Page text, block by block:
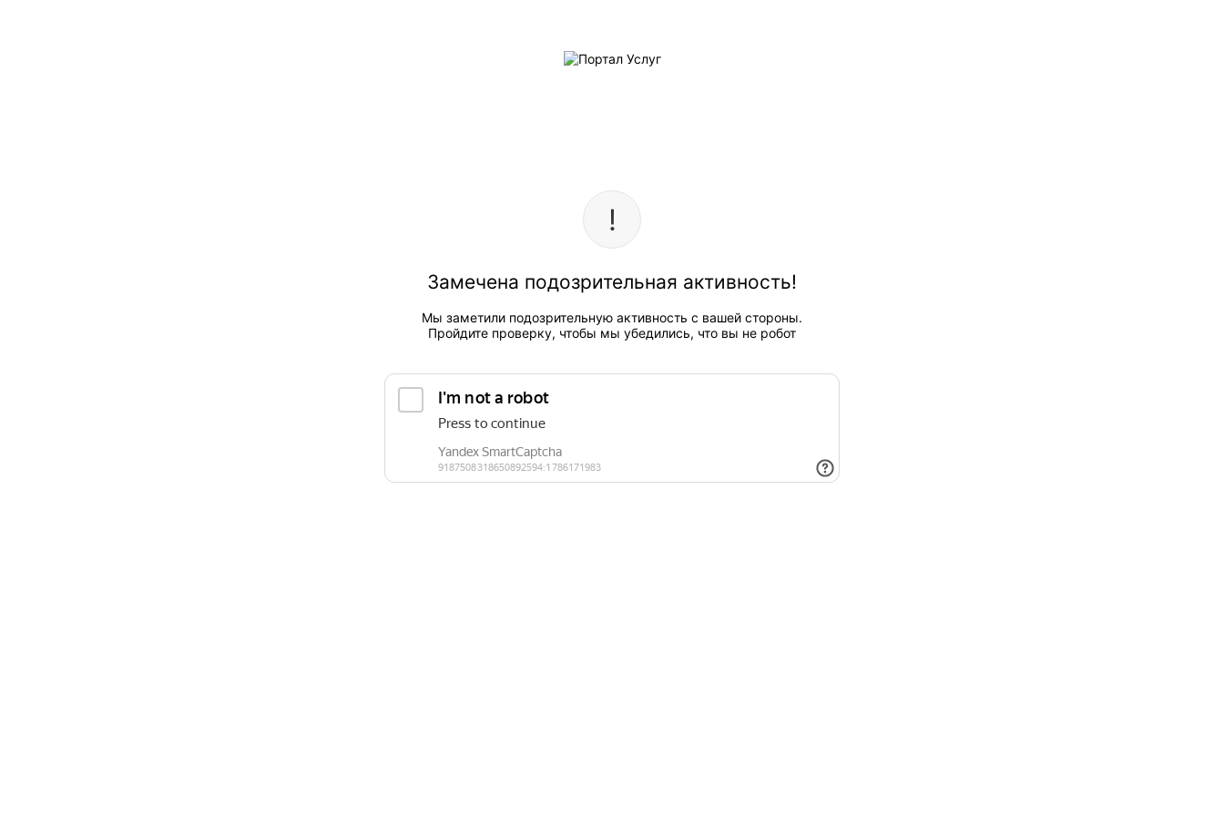
Замечена подозрительная активность!
Мы заметили подозрительную активность с вашей стороны.
Пройдите проверку, чтобы мы убедились, что вы не робот